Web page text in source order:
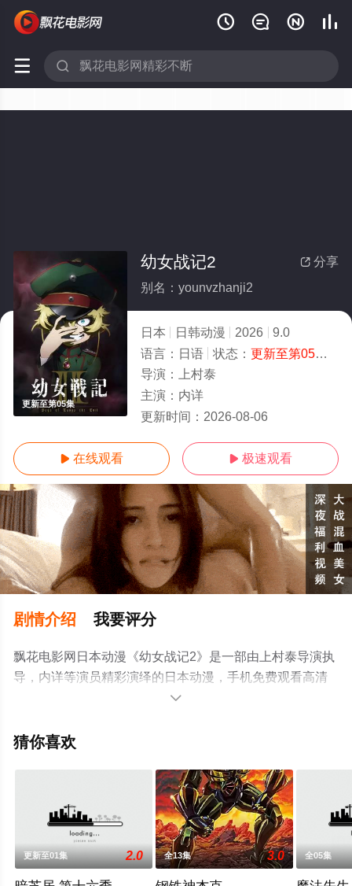
   
 
更新至第05集
 分享
幼女战记2
别名：younvzhanji2
日本 日韩动漫 2026
9.0
语言： 日语 状态： 更新至第05集
导演：
上村泰
主演： 内详
更新时间： 2026-08-06
 在线观看  极速观看
剧情介绍 我要评分
飘花电影网日本动漫《幼女战记2》是一部由上村泰导演执
导，内详等演员精彩演绎的日本动漫，手机免费观看高清
无删减完整版动漫全集就上飘花影院，更多相关信息可移

猜你喜欢
更新至01集 2.0 全13集 3.0 全05集